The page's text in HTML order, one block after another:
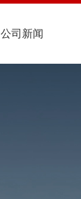
公司新闻